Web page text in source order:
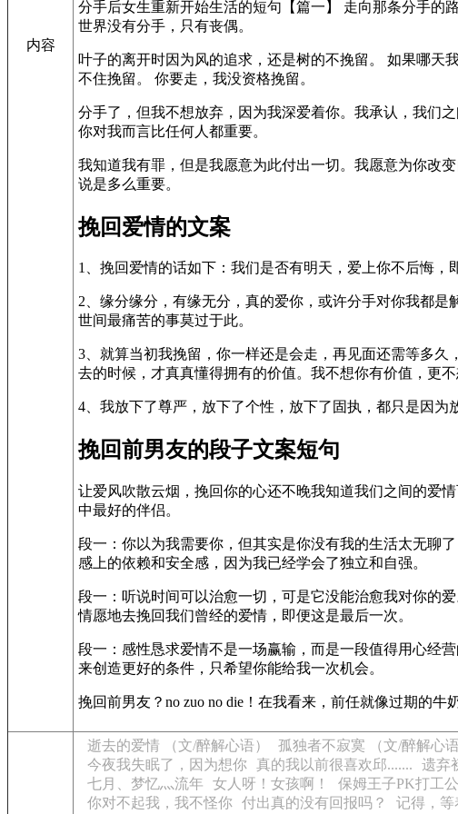
内容
分手后女生重新开始生活的短句【篇一】 走向那条分手的
世界没有分手，只有丧偶。
叶子的离开时因为风的追求，还是树的不挽留。 如果哪天
不住挽留。 你要走，我没资格挽留。
分手了，但我不想放弃，因为我深爱着你。我承认，我们
你对我而言比任何人都重要。
我知道我有罪，但是我愿意为此付出一切。我愿意为你改
说是多么重要。
挽回爱情的文案
1、挽回爱情的话如下：我们是否有明天，爱上你不后悔
2、缘分缘分，有缘无分，真的爱你，或许分手对你我都
世间最痛苦的事莫过于此。
3、就算当初我挽留，你一样还是会走，再见面还需等多
去的时候，才真真懂得拥有的价值。我不想你有价值，更不
4、我放下了尊严，放下了个性，放下了固执，都只是因为
挽回前男友的段子文案短句
让爱风吹散云烟，挽回你的心还不晚我知道我们之间的爱
中最好的伴侣。
段一：你以为我需要你，但其实是你没有我的生活太无聊
感上的依赖和安全感，因为我已经学会了独立和自强。
段一：听说时间可以治愈一切，可是它没能治愈我对你的
情愿地去挽回我们曾经的爱情，即便这是最后一次。
段一：感性恳求爱情不是一场赢输，而是一段值得用心经
来创造更好的条件，只希望你能给我一次机会。
挽回前男友？no zuo no die！在我看来，前任就像过期的
逝去的爱情 （文/醉解心语） 孤独者不寂寞 （文/醉解心语
今夜我失眠了，因为想你 真的我以前很喜欢邱....... 遗弃
七月、梦忆灬流年
女人呀！女孩啊！ 保姆王子PK打工
你对不起我，我不怪你 付出真的没有回报吗？ 记得，等